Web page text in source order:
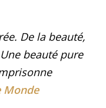
De la beauté,
beauté pure
Monde